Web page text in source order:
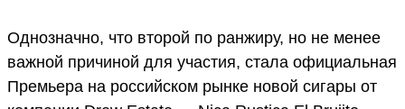
Однозначно, что второй по ранжиру, но не менее
важной причиной для участия, стала официальная
Премьера на российском рынке новой сигары от